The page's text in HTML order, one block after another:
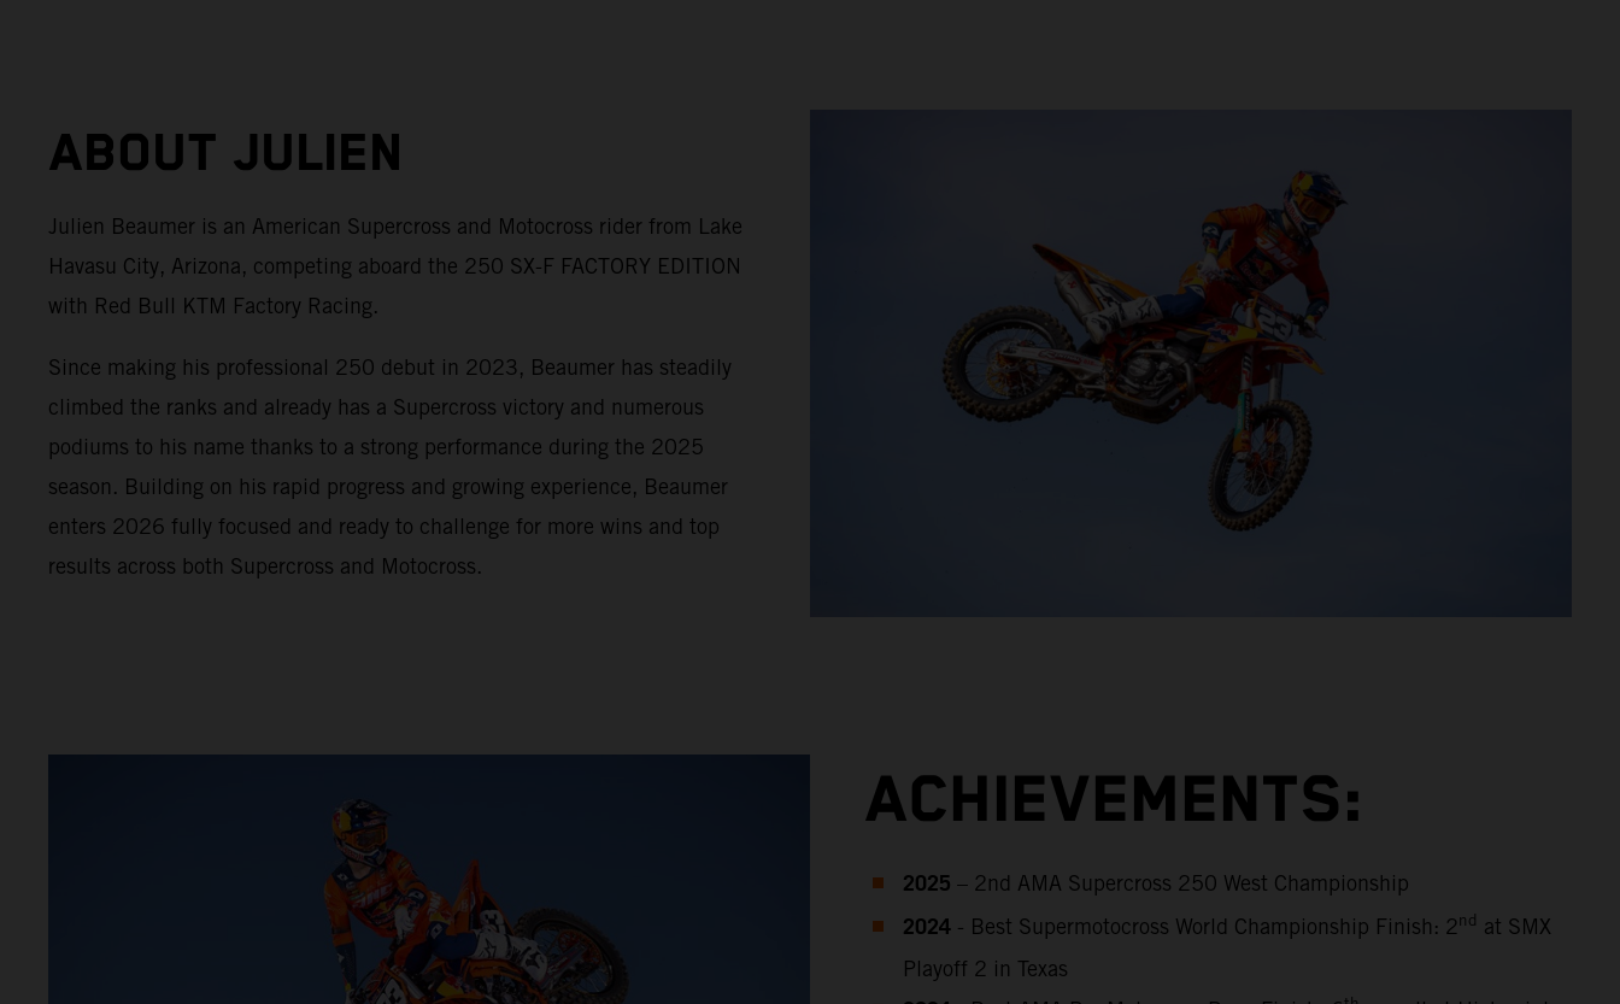
ABOUT JULIEN
Julien Beaumer is an American Supercross and Motocross rider from Lake
Havasu City, Arizona, competing aboard the 250 SX-F FACTORY EDITION
with Red Bull KTM Factory Racing.
Since making his professional 250 debut in 2023, Beaumer has steadily
climbed the ranks and already has a Supercross victory and numerous
podiums to his name thanks to a strong performance during the 2025
season. Building on his rapid progress and growing experience, Beaumer
enters 2026 fully focused and ready to challenge for more wins and top
results across both Supercross and Motocross.
ACHIEVEMENTS:
2025 – 2nd AMA Supercross 250 West Championship
2024- Best Supermotocross World Championship Finish: 2nd at SMX
Playoff 2 in Texas